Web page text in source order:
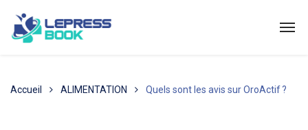
Accueil ALIMENTATION Quels sont les avis sur OroActif ?